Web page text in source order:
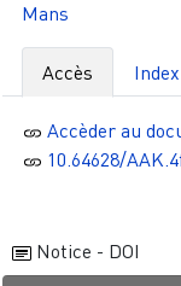
Mans
Accès Index
Accèder au
10.64628/
Notice - DOI